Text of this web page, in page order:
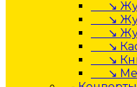
↘
↘
↘
↘
↘
↘